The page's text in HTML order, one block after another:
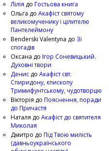
Лілія до Гостьова книга
Ольга до Акафіст святому
великомученику і цілителю
Пантелеймону
Benderski Valentyna до Зі
спогадів
Оксана до Ігор Соневицький.
Духовні твори
Денис до Акафіст свт.
Спиридону, єпископу
Тримифунтському, чудотворцю
Вікторія до Пояснення, поради
до Причастя
Наталя до Акафіст до святителя
Миколая
Дмитро до Під Твою милість
(давньоукраїнського